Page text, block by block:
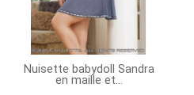
STOCK ÉPUISÉ
Nuisette babydoll Sandra
en maille et...